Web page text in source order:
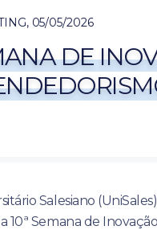
, 05/05/2026
DE
Salesiano
10ª Semana de